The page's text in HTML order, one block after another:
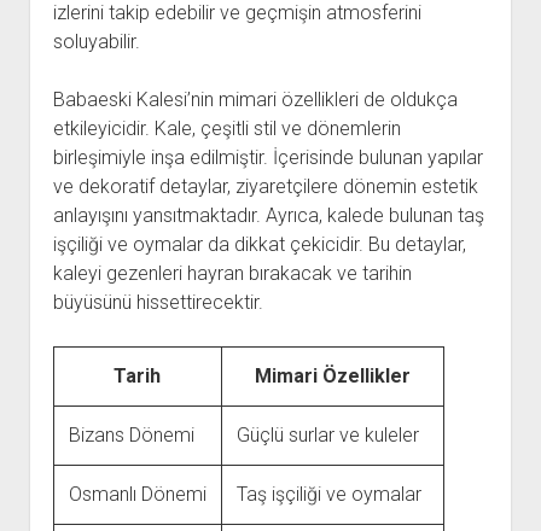
izlerini takip edebilir ve geçmişin atmosferini
soluyabilir.
Babaeski Kalesi’nin mimari özellikleri de oldukça
etkileyicidir. Kale, çeşitli stil ve dönemlerin
birleşimiyle inşa edilmiştir. İçerisinde bulunan yapılar
ve dekoratif detaylar, ziyaretçilere dönemin estetik
anlayışını yansıtmaktadır. Ayrıca, kalede bulunan taş
işçiliği ve oymalar da dikkat çekicidir. Bu detaylar,
kaleyi gezenleri hayran bırakacak ve tarihin
büyüsünü hissettirecektir.
Tarih Mimari Özellikler
Bizans Dönemi Güçlü surlar ve kuleler
Osmanlı Dönemi Taş işçiliği ve oymalar